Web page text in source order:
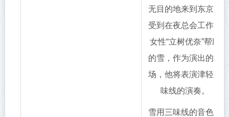
无目的地来到东京。
受到在夜总会工作的
女性“立树优奈”帮助
的雪，作为演出的垫
场，他将表演津轻三
味线的演奏。
雪用三味线的音色弹